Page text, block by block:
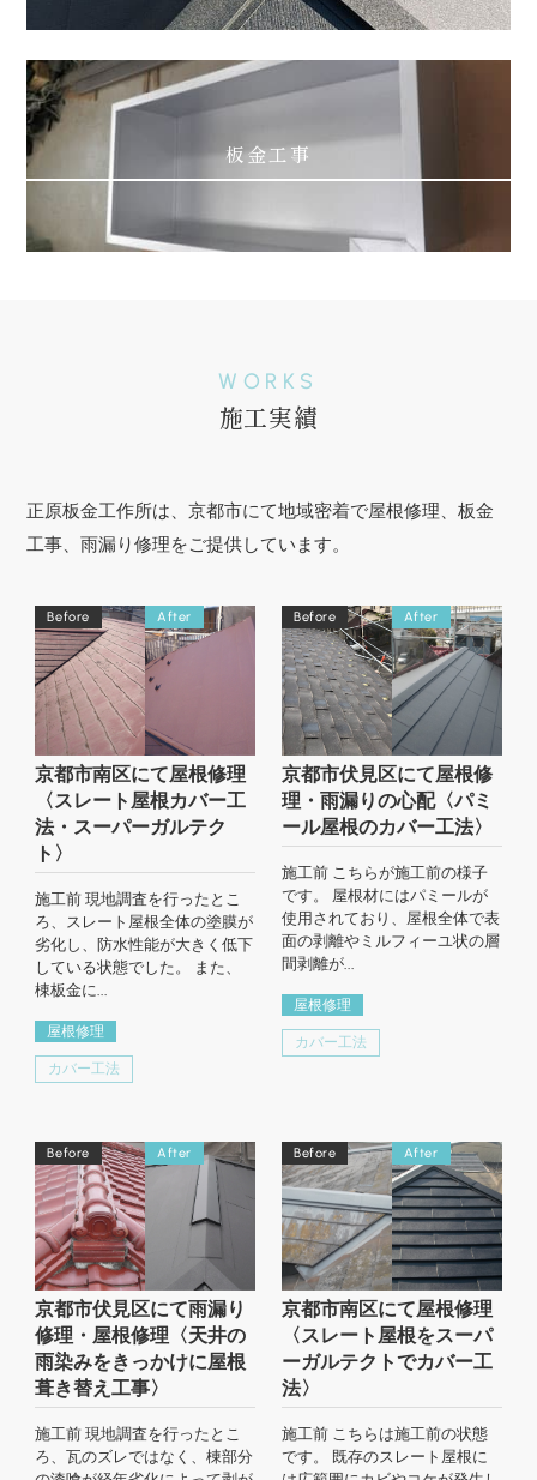
板金工事
WORKS
施工実績
正原板金工作所は、京都市にて地域密着で屋根修理、板金
工事、雨漏り修理をご提供しています。
Before After
京都市南区にて屋根修理
〈スレート屋根カバー工
法・スーパーガルテク
ト〉
施工前 現地調査を行ったとこ
ろ、スレート屋根全体の塗膜が
劣化し、防水性能が大きく低下
している状態でした。 また、
棟板金に...
屋根修理
カバー工法
Before After
京都市伏見区にて屋根修
理・雨漏りの心配〈パミ
ール屋根のカバー工法〉
施工前 こちらが施工前の様子
です。 屋根材にはパミールが
使用されており、屋根全体で表
面の剥離やミルフィーユ状の層
間剥離が...
屋根修理
カバー工法
Before After
京都市伏見区にて雨漏り
修理・屋根修理〈天井の
雨染みをきっかけに屋根
葺き替え工事〉
施工前 現地調査を行ったとこ
ろ、瓦のズレではなく、棟部分
Before After
京都市南区にて屋根修理
〈スレート屋根をスーパ
ーガルテクトでカバー工
法〉
施工前 こちらは施工前の状態
です。 既存のスレート屋根に